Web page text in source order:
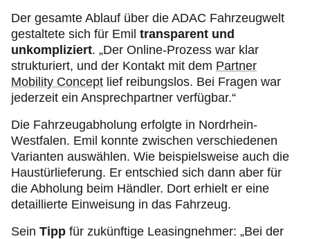
Der gesamte Ablauf über die ADAC Fahrzeugwelt
gestaltete sich für Emil transparent und
unkompliziert. „Der Online-Prozess war klar
strukturiert, und der Kontakt mit dem Partner
Mobility Concept lief reibungslos. Bei Fragen war
jederzeit ein Ansprechpartner verfügbar.“
Die Fahrzeugabholung erfolgte in Nordrhein-
Westfalen. Emil konnte zwischen verschiedenen
Varianten auswählen. Wie beispielsweise auch die
Haustürlieferung. Er entschied sich dann aber für
die Abholung beim Händler. Dort erhielt er eine
detaillierte Einweisung in das Fahrzeug.
Sein Tipp für zukünftige Leasingnehmer: „Bei der